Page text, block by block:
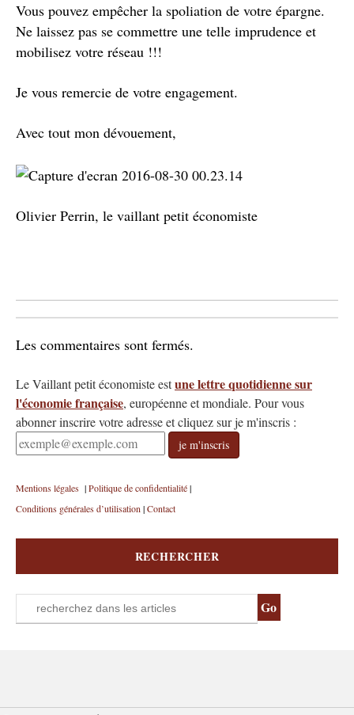
Vous pouvez empêcher la spoliation de votre épargne.
Ne laissez pas se commettre une telle imprudence et
mobilisez votre réseau !!!
Je vous remercie de votre engagement.
Avec tout mon dévouement,
Olivier Perrin, le vaillant petit économiste
Les commentaires sont fermés.
Le Vaillant petit économiste estune lettre quotidienne sur
l'économie française, européenne et mondiale. Pour vous
abonner inscrire votre adresse et cliquez sur je m'inscris :
je m'inscris
Mentions légales |Politique de confidentialité|
Conditions générales d’utilisation|Contact
RECHERCHER